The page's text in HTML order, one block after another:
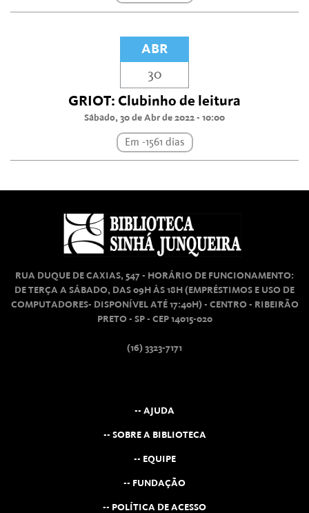
ABR
30
GRIOT: Clubinho de leitura
Sábado, 30 de Abr de 2022 - 10:00
Em -1561 dias
RUA DUQUE DE CAXIAS, 547 - HORÁRIO DE FUNCIONAMENTO:
DE TERÇA A SÁBADO, DAS 09H ÀS 18H (EMPRÉSTIMOS E USO DE
COMPUTADORES- DISPONÍVEL ATÉ 17:40H) - CENTRO - RIBEIRÃO
PRETO - SP - CEP 14015-020
(16) 3323-7171
-- AJUDA
-- SOBRE A BIBLIOTECA
-- EQUIPE
-- FUNDAÇÃO
-- POLÍTICA DE ACESSO